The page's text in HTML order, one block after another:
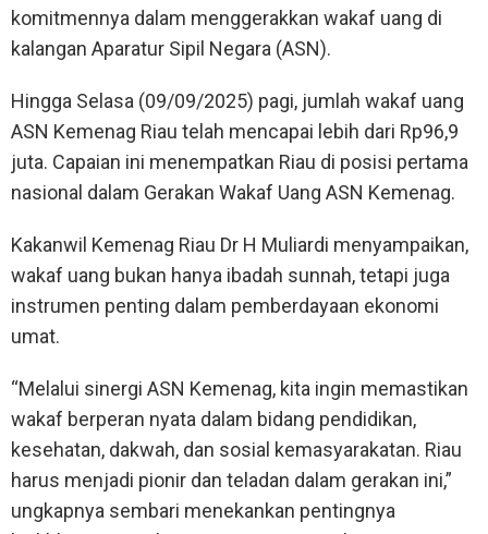
komitmennya dalam menggerakkan wakaf uang di
kalangan Aparatur Sipil Negara (ASN).
Hingga Selasa (09/09/2025) pagi, jumlah wakaf uang
ASN Kemenag Riau telah mencapai lebih dari Rp96,9
juta. Capaian ini menempatkan Riau di posisi pertama
nasional dalam Gerakan Wakaf Uang ASN Kemenag.
Kakanwil Kemenag Riau Dr H Muliardi menyampaikan,
wakaf uang bukan hanya ibadah sunnah, tetapi juga
instrumen penting dalam pemberdayaan ekonomi
umat.
“Melalui sinergi ASN Kemenag, kita ingin memastikan
wakaf berperan nyata dalam bidang pendidikan,
kesehatan, dakwah, dan sosial kemasyarakatan. Riau
harus menjadi pionir dan teladan dalam gerakan ini,”
ungkapnya sembari menekankan pentingnya